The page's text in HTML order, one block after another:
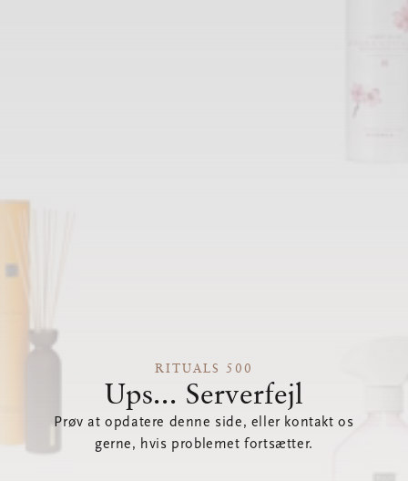
RITUALS 500
Ups... Serverfejl
Prøv at opdatere denne side, eller kontakt os
gerne, hvis problemet fortsætter.